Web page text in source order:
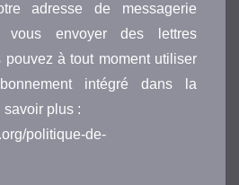
adresse de messagerie
vous envoyer des lettres
pouvez à tout moment utiliser
intégré dans la
savoir plus :
politique-de-